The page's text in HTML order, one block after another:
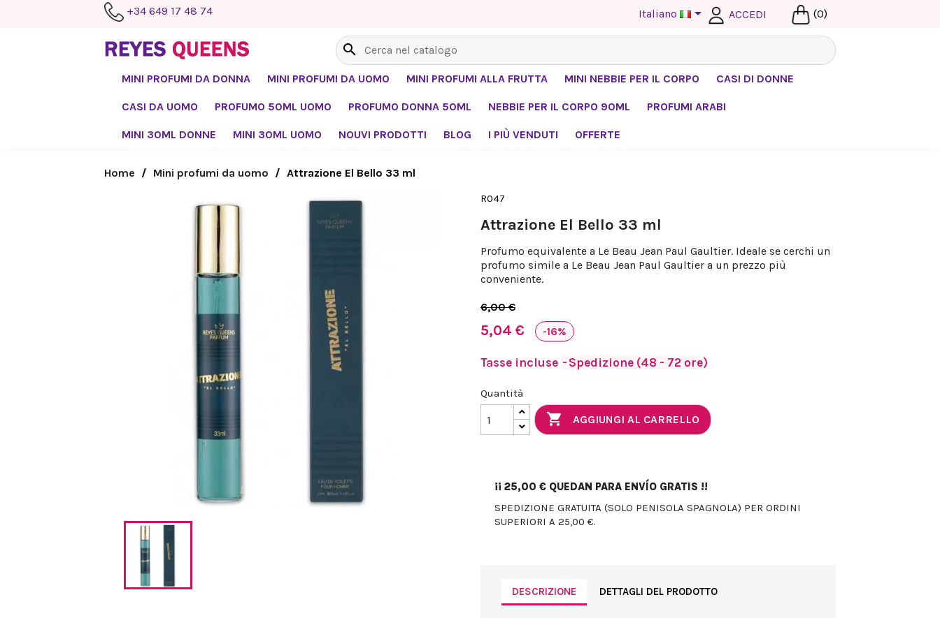
+34 649 17 48 74 Italiano  ACCEDI (0)
search
MINI PROFUMI DA DONNA MINI PROFUMI DA UOMO MINI PROFUMI ALLA FRUTTA MINI NEBBIE PER IL CORPO CASI DI DONNE
CASI DA UOMO PROFUMO 50ML UOMO PROFUMO DONNA 50ML NEBBIE PER IL CORPO 90ML PROFUMI ARABI
MINI 30ML DONNE MINI 30ML UOMO NOUVI PRODOTTI BLOG I PIÙ VENDUTI OFFERTE
Home Mini profumi da uomo Attrazione El Bello 33 ml
R047
Attrazione El Bello 33 ml
Profumo equivalente a Le Beau Jean Paul Gaultier. Ideale se cerchi un
profumo simile a Le Beau Jean Paul Gaultier a un prezzo più
conveniente.
6,00 €
5,04 € -16%
Tasse incluse Spedizione (48 - 72 ore)
Quantità
 AGGIUNGI AL CARRELLO
¡¡ 25,00 € QUEDAN PARA ENVÍO GRATIS !!
SPEDIZIONE GRATUITA (SOLO PENISOLA SPAGNOLA) PER ORDINI
SUPERIORI A 25,00 €.
DESCRIZIONE DETTAGLI DEL PRODOTTO